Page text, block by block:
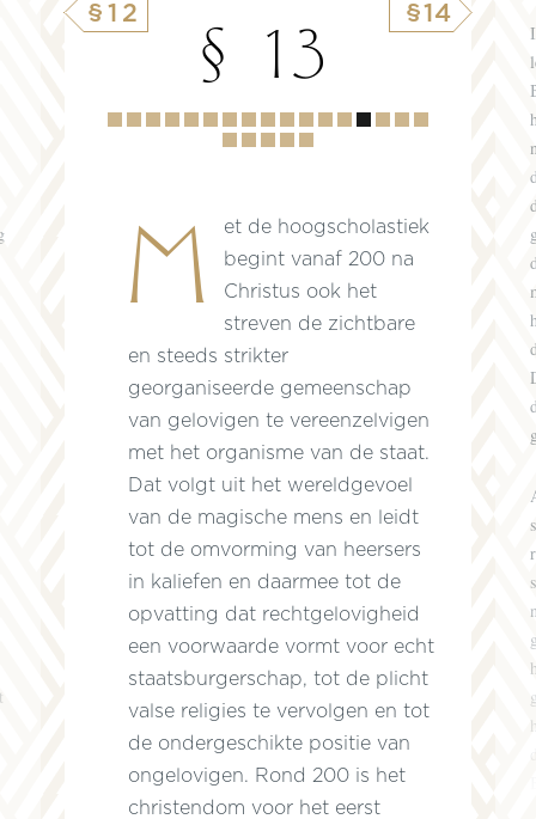
§12 §14
§ 13
Hoofdstuk
1 2 3 4 5 6 7 8 9 10 11 12 13 14 15
17 18 19 20
Met de hoogscholastiek
begint vanaf 200 na
Christus ook het
streven de zichtbare
en steeds strikter
georganiseerde gemeenschap
van gelovigen te vereenzelvigen
met het organisme van de staat.
Dat volgt uit het wereldgevoel
van de magische mens en leidt
tot de omvorming van heersers
in kaliefen en daarmee tot de
opvatting dat rechtgelovigheid
een voorwaarde vormt voor echt
staatsburgerschap, tot de plicht
valse religies te vervolgen en tot
de ondergeschikte positie van
ongelovigen. Rond 200 is het
christendom voor het eerst